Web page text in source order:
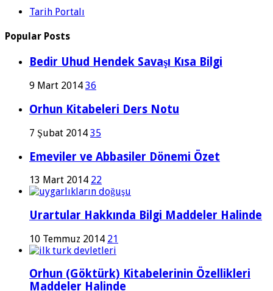
Tarih Portalı
Popular Posts
Bedir Uhud Hendek Savaşı Kısa Bilgi
9 Mart 2014 36
Orhun Kitabeleri Ders Notu
7 Şubat 2014 35
Emeviler ve Abbasiler Dönemi Özet
13 Mart 2014 22
Urartular Hakkında Bilgi Maddeler Halinde
10 Temmuz 2014 21
Orhun (Göktürk) Kitabelerinin Özellikleri
Maddeler Halinde